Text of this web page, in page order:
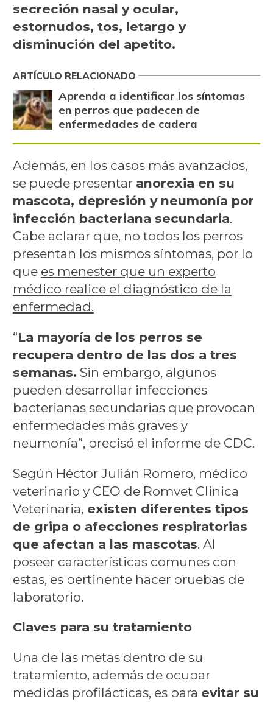
secreción nasal y ocular,
estornudos, tos, letargo y
disminución del apetito.
ARTÍCULO RELACIONADO
Aprenda a identificar los síntomas
en perros que padecen de
enfermedades de cadera
Además, en los casos más avanzados,
se puede presentar anorexia en su
mascota, depresión y neumonía por
infección bacteriana secundaria.
Cabe aclarar que, no todos los perros
presentan los mismos síntomas, por lo
que es menester que un experto
médico realice el diagnóstico de la
enfermedad.
“La mayoría de los perros se
recupera dentro de las dos a tres
semanas. Sin embargo, algunos
pueden desarrollar infecciones
bacterianas secundarias que provocan
enfermedades más graves y
neumonía”, precisó el informe de CDC.
Según Héctor Julián Romero, médico
veterinario y CEO de Romvet Clinica
Veterinaria, existen diferentes tipos
de gripa o afecciones respiratorias
que afectan a las mascotas. Al
poseer características comunes con
estas, es pertinente hacer pruebas de
laboratorio.
Claves para su tratamiento
Una de las metas dentro de su
tratamiento, además de ocupar
medidas profilácticas, es para evitar su